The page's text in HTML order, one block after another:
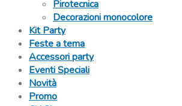
Pirotecnica
Decorazioni monocolore
Kit Party
Feste a tema
Accessori party
Eventi Speciali
Novità
Promo